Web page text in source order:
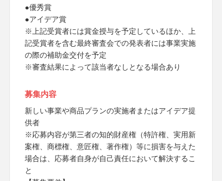
●優秀賞
●アイデア賞
※上記受賞者には賞金授与を予定しているほか、上
記受賞者を含む最終審査会での発表者には事業実施
の際の補助金交付を予定
※審査結果によって該当者なしとなる場合あり
募集内容
新しい事業や商品プランの実施者またはアイデア提
供者
※応募内容が第三者の知的財産権（特許権、実用新
案権、商標権、意匠権、著作権）等に損害を与えた
場合は、応募者自身が自己責任において解決するこ
と